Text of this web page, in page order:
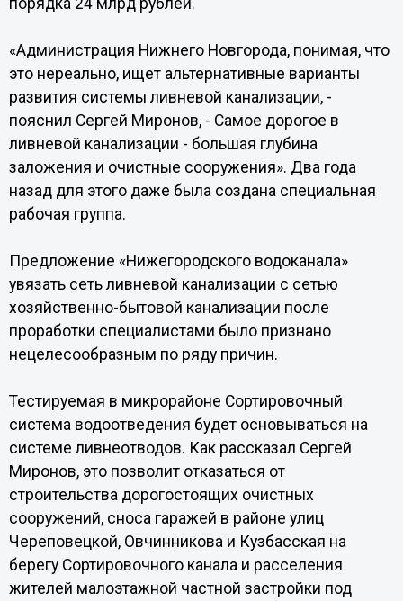
порядка 24 млрд рублей.
«Администрация Нижнего Новгорода, понимая, что
это нереально, ищет альтернативные варианты
развития системы ливневой канализации, -
пояснил Сергей Миронов, - Самое дорогое в
ливневой канализации - большая глубина
заложения и очистные сооружения». Два года
назад для этого даже была создана специальная
рабочая группа.
Предложение «Нижегородского водоканала»
увязать сеть ливневой канализации с сетью
хозяйственно-бытовой канализации после
проработки специалистами было признано
нецелесообразным по ряду причин.
Тестируемая в микрорайоне Сортировочный
система водоотведения будет основываться на
системе ливнеотводов. Как рассказал Сергей
Миронов, это позволит отказаться от
строительства дорогостоящих очистных
сооружений, сноса гаражей в районе улиц
Череповецкой, Овчинникова и Кузбасская на
берегу Сортировочного канала и расселения
жителей малоэтажной частной застройки под